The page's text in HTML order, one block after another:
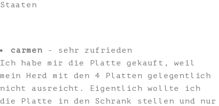
Staaten
carmen - sehr zufrieden
Ich habe mir die Platte gekauft, weil
mein Herd mit den 4 Platten gelegentlich
nicht ausreicht. Eigentlich wollte ich
die Platte in den Schrank stellen und nur